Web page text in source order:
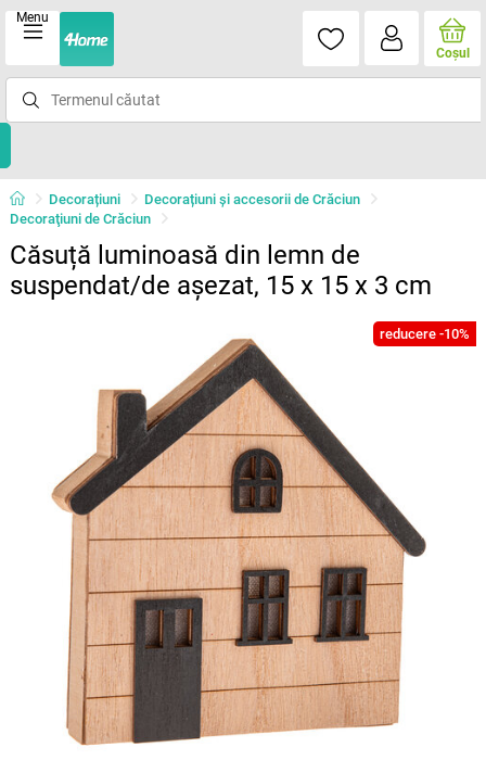
Menu
Coşul
Decorațiuni
Decorațiuni și accesorii de Crăciun
Decoraţiuni de Crăciun
Căsuță luminoasă din lemn de
suspendat/de așezat, 15 x 15 x 3 cm
reducere -10%